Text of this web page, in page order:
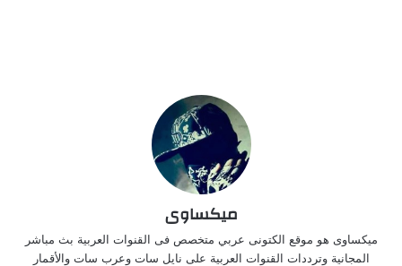
ميكساوى
ميكساوى هو موقع الكتونى عربي متخصص فى القنوات العربية بث مباشر
المجانية وترددات القنوات العربية على نايل سات وعرب سات والأقمار